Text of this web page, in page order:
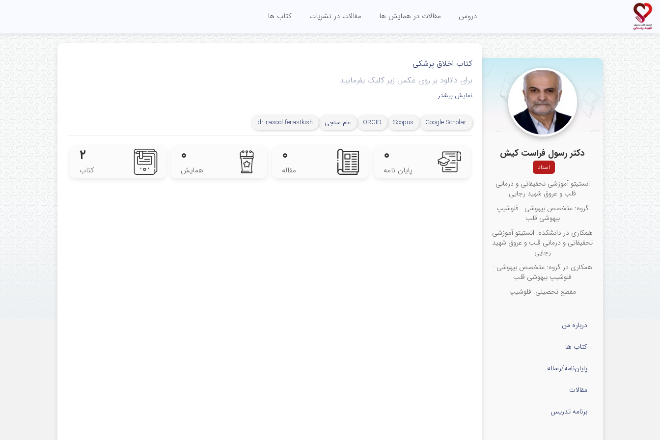
دروس مقالات در همایش ها مقالات در نشریات کتاب ها
دکتر رسول فراست کیش
استاد
انستیتو آموزشی تحقیقاتی و درمانی
قلب و عروق شهید رجایی
گروه: متخصص بیهوشی - فلوشیپ
بیهوشی قلب
همکاری در دانشکده: انستیتو آموزشی
تحقیقاتی و درمانی قلب و عروق شهید
رجایی
همکاری در گروه: متخصص بیهوشی -
فلوشیپ بیهوشی قلب
مقطع تحصیلی: فلوشیپ
درباره من
کتاب ها
پایان‌نامه‌/رساله
مقالات
برنامه تدریس
کتاب اخلاق پزشکی
برای دانلود بر روی عکس زیر کلیک بفرمایید
نمایش بیشتر
Google Scholar
Scopus
ORCID علم سنجی dr-rasool ferastkish
۰
پایان نامه
۰
مقاله
۰
همایش
۲
کتاب